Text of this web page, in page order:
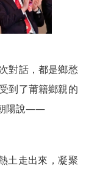
對話，都是鄉愁
到了莆籍鄉親的
朝陽說——
土走出來，凝聚